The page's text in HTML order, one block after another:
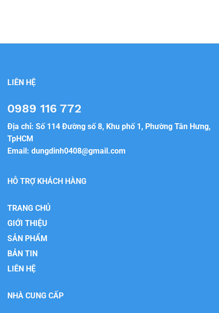
LIÊN HỆ
0989 116 772
Địa chỉ: Số 114 Đường số 8, Khu phố 1, Phường Tân Hưng,
TpHCM
Email: dungdinh0408@gmail.com
HỖ TRỢ KHÁCH HÀNG
TRANG CHỦ
GIỚI THIỆU
SẢN PHẨM
BẢN TIN
LIÊN HỆ
NHÀ CUNG CẤP